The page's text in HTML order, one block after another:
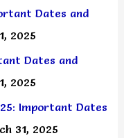
Dates and
2025
Dates and
2025
Important Dates
31, 2025